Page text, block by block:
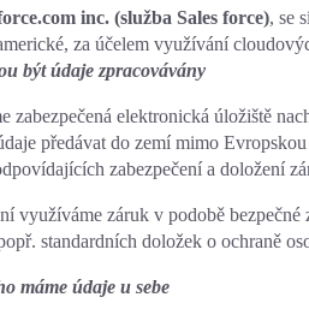
inc. (služba Sales force), se
za účelem využívání
být údaje zpracovávány
zabezpečená elektronická úložiště
předávat do zemí mimo
zabezpečení a doložení
využíváme záruk v podobě
standardních doložek o ochraně
máme údaje u sebe